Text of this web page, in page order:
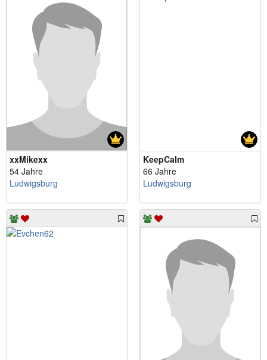
xxMikexx
54 Jahre
Ludwigsburg
KeepCalm
66 Jahre
Ludwigsburg